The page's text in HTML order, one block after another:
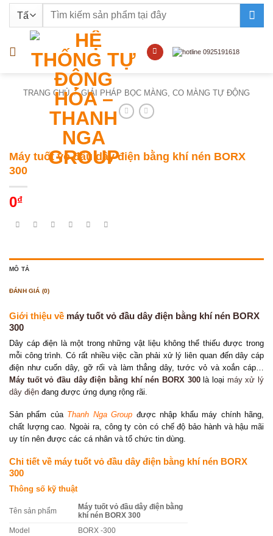
nội
Tìm
TRANG CHỦ / GIẢI PHÁP BỌC MÀNG, CO MÀNG TỰ ĐỘNG
Máy tuốt vỏ đầu dây điện bằng khí nén BORX
300
0₫
MÔ TẢ
ĐÁNH GIÁ (0)
Giới thiệu về máy tuốt vỏ đầu dây điện bằng khí nén BORX
300
Dây cáp điện là một trong những vật liệu không thể thiếu được trong
mỗi công trình. Có rất nhiều việc cần phải xử lý liên quan đến dây cáp
điện như cuốn dây, gỡ rối và làm thẳng dây, tước vỏ và xoắn cáp…
Máy tuốt vỏ đầu dây điện bằng khí nén BORX 300là loại máy xử lý
dây điện đang được ứng dụng rộng rãi.
Sản phẩm của Thanh Nga Group được nhập khẩu máy chính hãng,
chất lượng cao. Ngoài ra, công ty còn có chế độ bảo hành và hậu mãi
uy tín nên được các cá nhân và tổ chức tin dùng.
Chi tiết về máy tuốt vỏ đầu dây điện bằng khí nén BORX
300
Thông số kỹ thuật
Tên sản phẩm
Máy tuốt vỏ đầu dây điện bằng
khí nén BORX 300
Model BORX -300